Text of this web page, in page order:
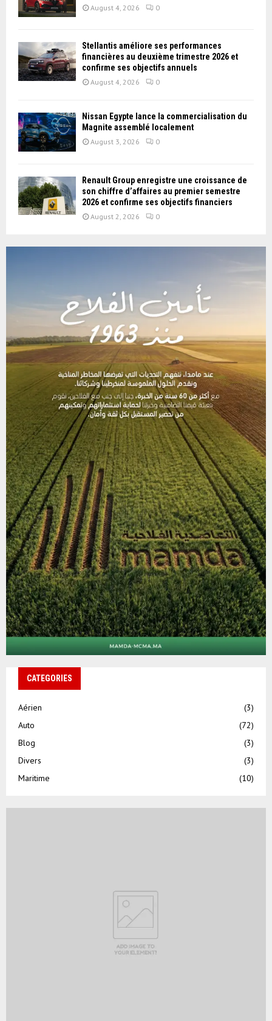
August 4, 2026 0
Stellantis améliore ses performances
financières au deuxième trimestre 2026 et
confirme ses objectifs annuels
August 4, 2026 0
Nissan Égypte lance la commercialisation du
Magnite assemblé localement
August 3, 2026 0
Renault Group enregistre une croissance de
son chiffre d’affaires au premier semestre
2026 et confirme ses objectifs financiers
August 2, 2026 0
CATEGORIES
Aérien
(3)
Auto
(72)
Blog
(3)
Divers
(3)
Maritime
(10)